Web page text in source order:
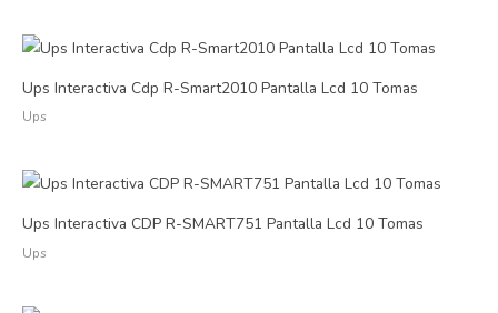
Ups Interactiva Cdp R-Smart2010 Pantalla Lcd 10 Tomas
Ups
Ups Interactiva CDP R-SMART751 Pantalla Lcd 10 Tomas
Ups